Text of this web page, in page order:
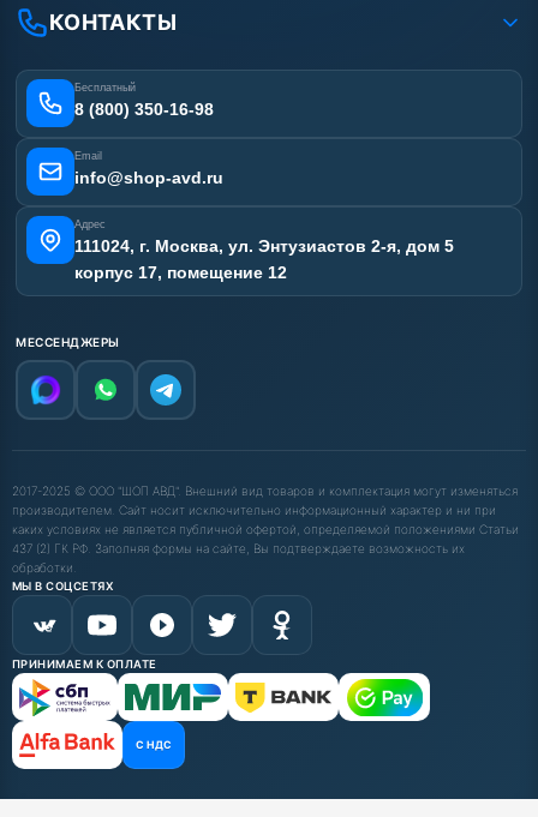
Статьи
Лизинг
Получить скидку
Аренда АВД
Ремонт АВД
Сертификаты
Наши работы
Карта сайта
КОНТАКТЫ
Бесплатный
8 (800) 350-16-98
Email
info@shop-avd.ru
Адрес
111024, г. Москва, ул. Энтузиастов 2-я, дом 5
корпус 17, помещение 12
МЕССЕНДЖЕРЫ
2017-2025 © ООО "ШОП АВД". Внешний вид товаров и комплектация могут изменяться
производителем. Сайт носит исключительно информационный характер и ни при
каких условиях не является публичной офертой, определяемой положениями Статьи
437 (2) ГК РФ. Заполняя формы на сайте, Вы подтверждаете возможность их
обработки.
МЫ В СОЦСЕТЯХ
ПРИНИМАЕМ К ОПЛАТЕ
С НДС